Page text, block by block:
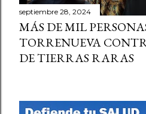
septiembre 28, 2024
MÁS DE MIL
TORRENUEVA
DE TIERRAS RARAS